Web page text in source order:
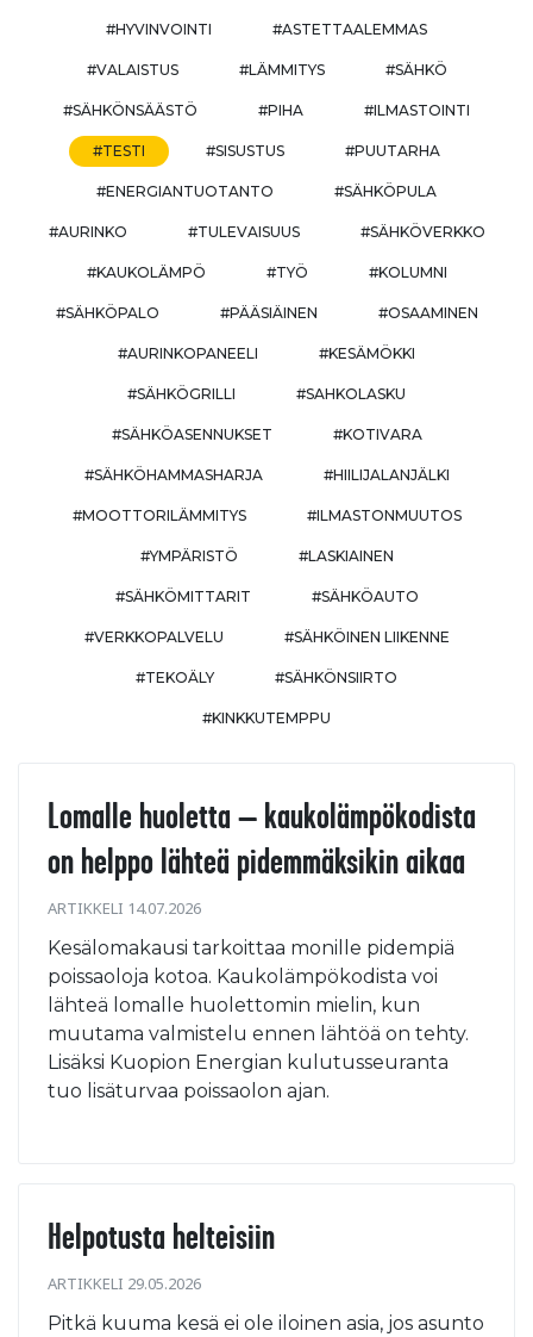
#HYVINVOINTI #ASTETTAALEMMAS
#VALAISTUS #LÄMMITYS #SÄHKÖ
#SÄHKÖNSÄÄSTÖ #PIHA #ILMASTOINTI
#TESTI #SISUSTUS #PUUTARHA
#ENERGIANTUOTANTO #SÄHKÖPULA
#AURINKO #TULEVAISUUS #SÄHKÖVERKKO
#KAUKOLÄMPÖ #TYÖ #KOLUMNI
#SÄHKÖPALO #PÄÄSIÄINEN #OSAAMINEN
#AURINKOPANEELI #KESÄMÖKKI
#SÄHKÖGRILLI #SAHKOLASKU
#SÄHKÖASENNUKSET #KOTIVARA
#SÄHKÖHAMMASHARJA #HIILIJALANJÄLKI
#MOOTTORILÄMMITYS #ILMASTONMUUTOS
#YMPÄRISTÖ #LASKIAINEN
#SÄHKÖMITTARIT #SÄHKÖAUTO
#VERKKOPALVELU #SÄHKÖINEN LIIKENNE
#TEKOÄLY #SÄHKÖNSIIRTO
#KINKKUTEMPPU
Lomalle huoletta – kaukolämpökodista
on helppo lähteä pidemmäksikin aikaa
ARTIKKELI 14.07.2026
Kesälomakausi tarkoittaa monille pidempiä
poissaoloja kotoa. Kaukolämpökodista voi
lähteä lomalle huolettomin mielin, kun
muutama valmistelu ennen lähtöä on tehty.
Lisäksi Kuopion Energian kulutusseuranta
tuo lisäturvaa poissaolon ajan.
Helpotusta helteisiin
ARTIKKELI 29.05.2026
Pitkä kuuma kesä ei ole iloinen asia, jos asunto